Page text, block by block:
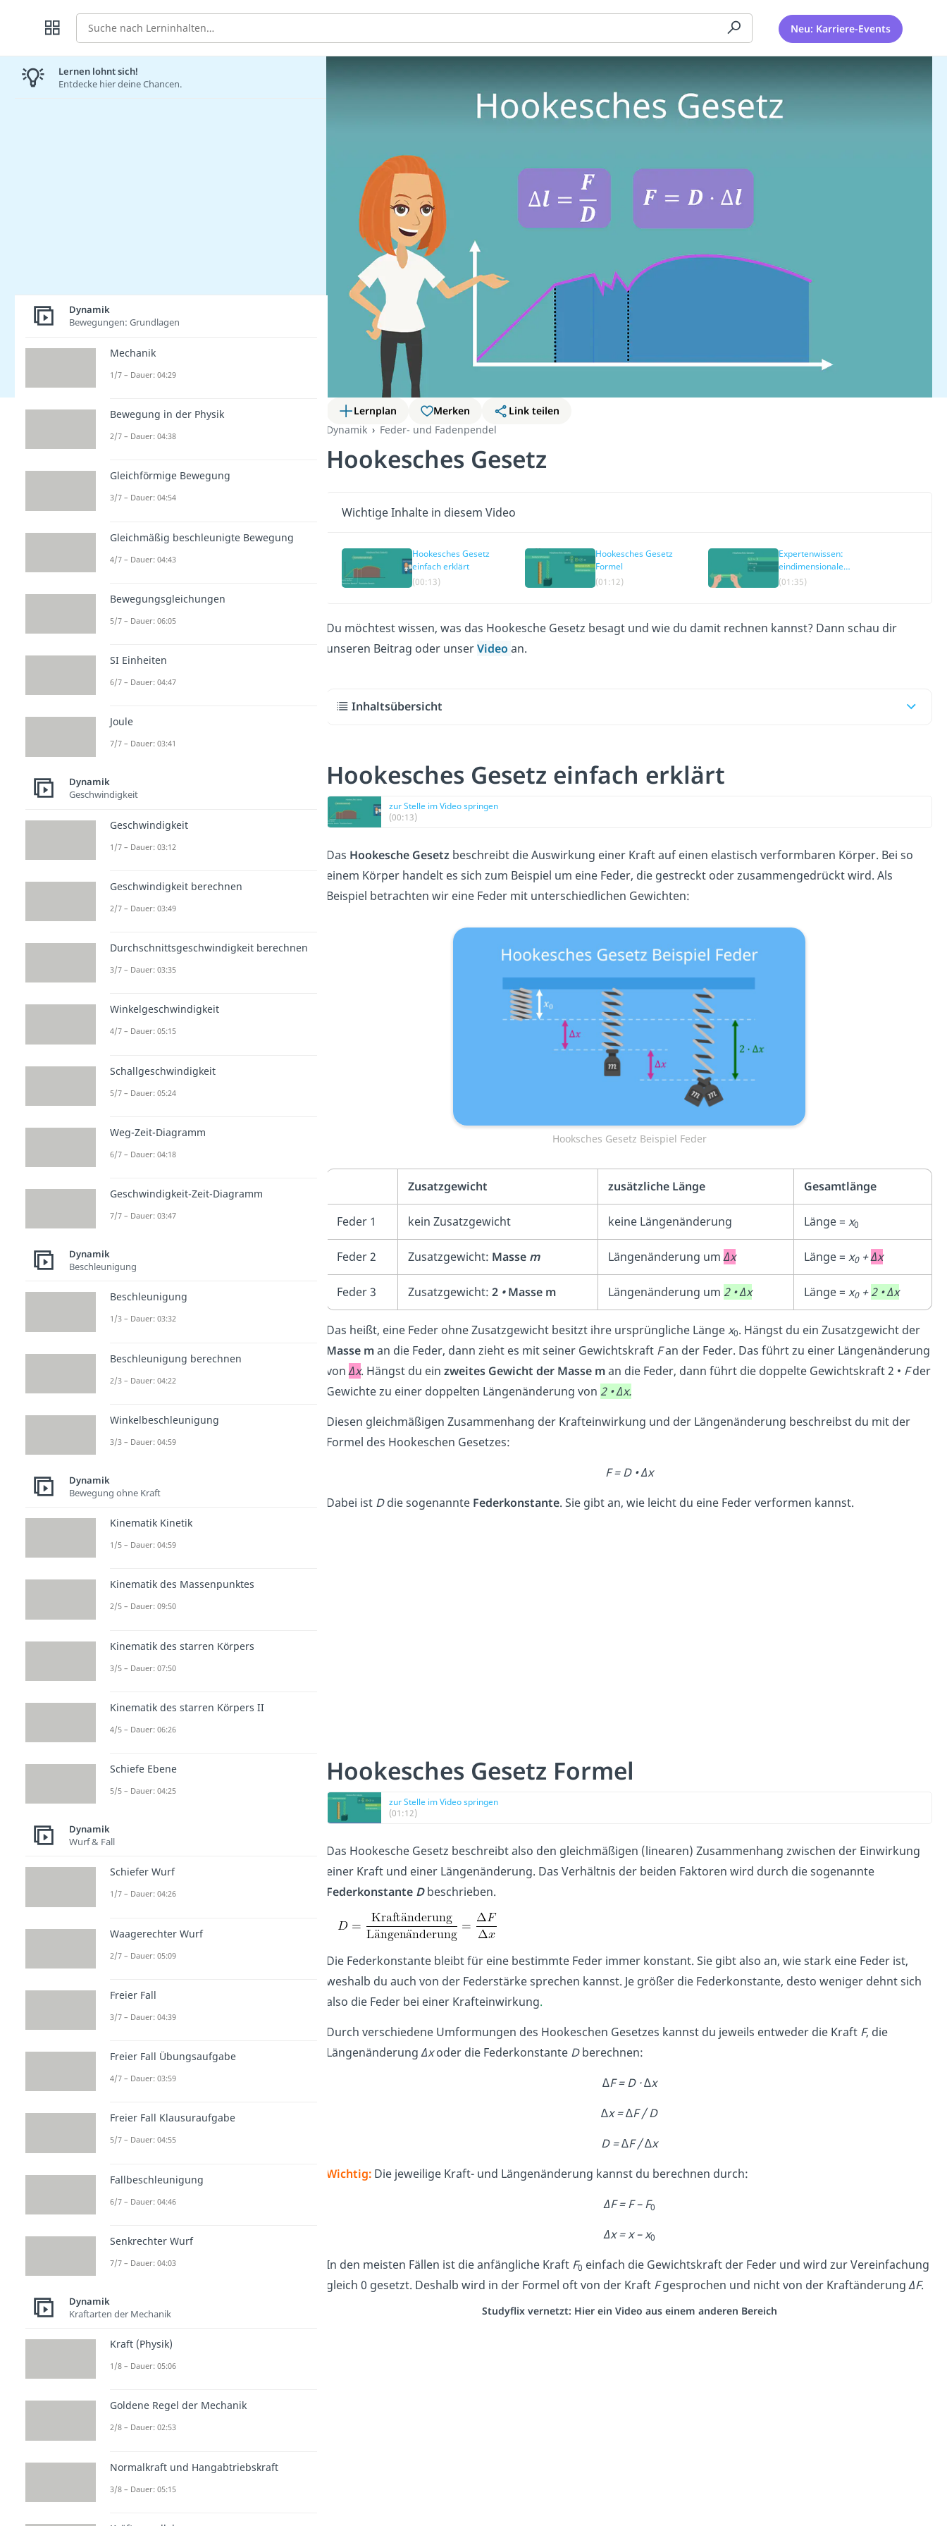
Suche Neu: Karriere-Events
Lernplan Merken
Link teilen
Dynamik
Feder- und Fadenpendel
Hookesches Gesetz
Wichtige Inhalte in diesem Video
Hookesches Gesetz
einfach erklärt
(00:13)
Hookesches Gesetz
Formel
(01:12)
Expertenwissen:
eindimensionale
Druckbelastung
(01:35)
Du möchtest wissen, was das Hookesche Gesetz besagt und wie du damit rechnen kannst? Dann schau dir
unseren Beitrag oder unserVideo an.
Inhaltsübersicht
Hookesches Gesetz einfach erklärt
zur Stelle im Video springen
(00:13)
Das Hookesche Gesetz beschreibt die Auswirkung einer Kraft auf einen elastisch verformbaren Körper. Bei so
einem Körper handelt es sich zum Beispiel um eine Feder, die gestreckt oder zusammengedrückt wird. Als
Beispiel betrachten wir eine Feder mit unterschiedlichen Gewichten:
Hooksches Gesetz Beispiel Feder
Zusatzgewicht zusätzliche Länge Gesamtlänge
Feder 1 kein Zusatzgewicht keine Längenänderung Länge = x0
Feder 2 Zusatzgewicht: Masse m Längenänderung umΔx Länge = x0+Δx
Feder 3 Zusatzgewicht: 2 •Masse m Längenänderung um 2 • Δx Länge = x0+2 • Δx
Das heißt, eine Feder ohne Zusatzgewicht besitzt ihre ursprüngliche Längex0. Hängst du ein Zusatzgewicht der
Masse man die Feder, dann zieht es mit seiner Gewichtskraft Fan der Feder. Das führt zu einer Längenänderung
vonΔx. Hängst du ein zweites Gewicht der Masse man die Feder, dann führt die doppelte Gewichtskraft 2 • Fder
Gewichte zu einer doppelten Längenänderung von 2 • Δx.
Diesen gleichmäßigen Zusammenhang der Krafteinwirkung und der Längenänderung beschreibst du mit der
Formel des Hookeschen Gesetzes:
F = D • Δx
Dabei ist Ddie sogenannte Federkonstante. Sie gibt an, wie leicht du eine Feder verformen kannst.
Hookesches Gesetz Formel
zur Stelle im Video springen
(01:12)
Das Hookesche Gesetz beschreibt also den gleichmäßigen (linearen) Zusammenhang zwischen der Einwirkung
einer Kraft und einer Längenänderung. Das Verhältnis der beiden Faktoren wird durch die sogenannte
Federkonstante Dbeschrieben.
Die Federkonstante bleibt für eine bestimmte Feder immer konstant. Sie gibt also an, wie stark eine Feder ist,
weshalb du auch von der Federstärke sprechen kannst. Je größer die Federkonstante, desto weniger dehnt sich
also die Feder bei einer Krafteinwirkung.
Durch verschiedene Umformungen des Hookeschen Gesetzes kannst du jeweils entweder die Kraft F, die
LängenänderungΔxoder die Federkonstante Dberechnen:
∆F = D · ∆x
∆x = ∆F / D
D = ∆F / ∆x
Wichtig: Die jeweilige Kraft- und Längenänderung kannst du berechnen durch:
ΔF = F – F0
Δx = x – x0
In den meisten Fällen ist die anfängliche Kraft F0 einfach die Gewichtskraft der Feder und wird zur Vereinfachung
gleich 0 gesetzt. Deshalb wird in der Formel oft von der Kraft Fgesprochen und nicht von der KraftänderungΔF.
Studyflix vernetzt: Hier ein Video aus einem anderen Bereich
Lernen lohnt sich!
Entdecke hier deine Chancen.
Dynamik
Bewegungen: Grundlagen
Mechanik
1/7 – Dauer: 04:29
Bewegung in der Physik
2/7 – Dauer: 04:38
Gleichförmige Bewegung
3/7 – Dauer: 04:54
Gleichmäßig beschleunigte Bewegung
4/7 – Dauer: 04:43
Bewegungsgleichungen
5/7 – Dauer: 06:05
SI Einheiten
6/7 – Dauer: 04:47
Joule
7/7 – Dauer: 03:41
Dynamik
Geschwindigkeit
Geschwindigkeit
1/7 – Dauer: 03:12
Geschwindigkeit berechnen
2/7 – Dauer: 03:49
Durchschnittsgeschwindigkeit berechnen
3/7 – Dauer: 03:35
Winkelgeschwindigkeit
4/7 – Dauer: 05:15
Schallgeschwindigkeit
5/7 – Dauer: 05:24
Weg-Zeit-Diagramm
6/7 – Dauer: 04:18
Geschwindigkeit-Zeit-Diagramm
7/7 – Dauer: 03:47
Dynamik
Beschleunigung
Beschleunigung
1/3 – Dauer: 03:32
Beschleunigung berechnen
2/3 – Dauer: 04:22
Winkelbeschleunigung
3/3 – Dauer: 04:59
Dynamik
Bewegung ohne Kraft
Kinematik Kinetik
1/5 – Dauer: 04:59
Kinematik des Massenpunktes
2/5 – Dauer: 09:50
Kinematik des starren Körpers
3/5 – Dauer: 07:50
Kinematik des starren Körpers II
4/5 – Dauer: 06:26
Schiefe Ebene
5/5 – Dauer: 04:25
Dynamik
Wurf & Fall
Schiefer Wurf
1/7 – Dauer: 04:26
Waagerechter Wurf
2/7 – Dauer: 05:09
Freier Fall
3/7 – Dauer: 04:39
Freier Fall Übungsaufgabe
4/7 – Dauer: 03:59
Freier Fall Klausuraufgabe
5/7 – Dauer: 04:55
Fallbeschleunigung
6/7 – Dauer: 04:46
Senkrechter Wurf
7/7 – Dauer: 04:03
Dynamik
Kraftarten der Mechanik
Kraft (Physik)
1/8 – Dauer: 05:06
Goldene Regel der Mechanik
2/8 – Dauer: 02:53
Normalkraft und Hangabtriebskraft
3/8 – Dauer: 05:15